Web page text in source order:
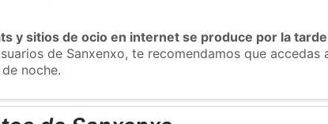
y sitios de ocio en internet se produce por la
de Sanxenxo, te recomendamos que accedas
noche.